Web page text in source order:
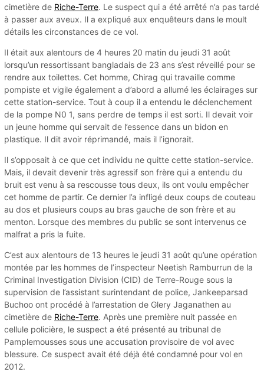
cimetière de Riche-Terre. Le suspect qui a été arrêté n’a pas tardé
à passer aux aveux. Il a expliqué aux enquêteurs dans le moult
détails les circonstances de ce vol.
Il était aux alentours de 4 heures 20 matin du jeudi 31 août
lorsqu’un ressortissant bangladais de 23 ans s’est réveillé pour se
rendre aux toilettes. Cet homme, Chirag qui travaille comme
pompiste et vigile également a d’abord a allumé les éclairages sur
cette station-service. Tout à coup il a entendu le déclenchement
de la pompe N0 1, sans perdre de temps il est sorti. Il devait voir
un jeune homme qui servait de l’essence dans un bidon en
plastique. Il dit avoir réprimandé, mais il l’ignorait.
Il s’opposait à ce que cet individu ne quitte cette station-service.
Mais, il devait devenir très agressif son frère qui a entendu du
bruit est venu à sa rescousse tous deux, ils ont voulu empêcher
cet homme de partir. Ce dernier l’a infligé deux coups de couteau
au dos et plusieurs coups au bras gauche de son frère et au
menton. Lorsque des membres du public se sont intervenus ce
malfrat a pris la fuite.
C’est aux alentours de 13 heures le jeudi 31 août qu’une opération
montée par les hommes de l’inspecteur Neetish Ramburrun de la
Criminal Investigation Division (CID) de Terre-Rouge sous la
supervision de l’assistant surintendant de police, Jankeeparsad
Buchoo ont procédé à l’arrestation de Glery Jaganathen au
cimetière de Riche-Terre. Après une première nuit passée en
cellule policière, le suspect a été présenté au tribunal de
Pamplemousses sous une accusation provisoire de vol avec
blessure. Ce suspect avait été déjà été condamné pour vol en
2012.